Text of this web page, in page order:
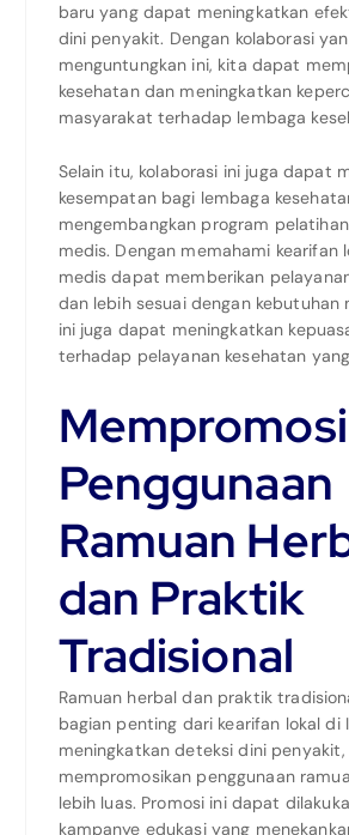
baru yang dapat meningkatkan
dini penyakit. Dengan kolaborasi
menguntungkan ini, kita dapat
kesehatan dan meningkatkan
masyarakat terhadap lembaga
Selain itu, kolaborasi ini juga dapat
kesempatan bagi lembaga
mengembangkan program
medis. Dengan memahami kearifan
medis dapat memberikan
dan lebih sesuai dengan kebutuhan
ini juga dapat meningkatkan
terhadap pelayanan kesehatan
Penggunaan
Ramuan
dan Praktik
Tradisional
Ramuan herbal dan praktik
bagian penting dari kearifan lokal di
meningkatkan deteksi dini
mempromosikan penggunaan
lebih luas. Promosi ini dapat
kampanye edukasi yang